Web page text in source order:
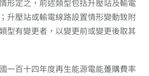
形定之，前述類型包括升壓站及輸電
升壓站或輸電線路設置情形變動致附
型有變更者，以變更前或變更後取其
一百十四年度再生能源電能躉購費率